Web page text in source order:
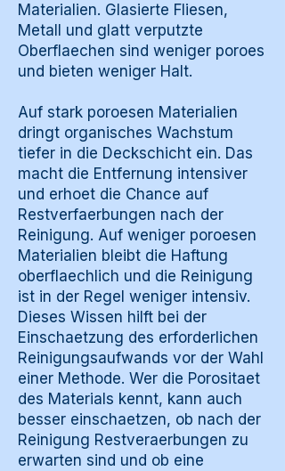
Materialien. Glasierte Fliesen,
Metall und glatt verputzte
Oberflaechen sind weniger poroes
und bieten weniger Halt.
Auf stark poroesen Materialien
dringt organisches Wachstum
tiefer in die Deckschicht ein. Das
macht die Entfernung intensiver
und erhoet die Chance auf
Restverfaerbungen nach der
Reinigung. Auf weniger poroesen
Materialien bleibt die Haftung
oberflaechlich und die Reinigung
ist in der Regel weniger intensiv.
Dieses Wissen hilft bei der
Einschaetzung des erforderlichen
Reinigungsaufwands vor der Wahl
einer Methode. Wer die Porositaet
des Materials kennt, kann auch
besser einschaetzen, ob nach der
Reinigung Restveraerbungen zu
erwarten sind und ob eine